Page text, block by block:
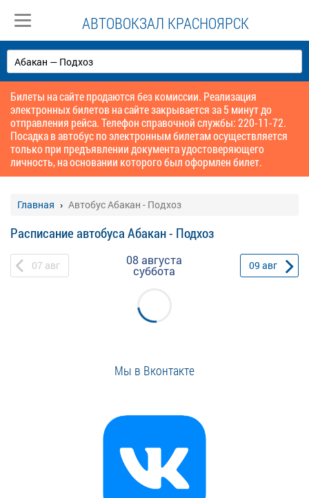
АВТОВОКЗАЛ КРАСНОЯРСК
Билеты на сайте продаются без комиссии. Реализация
электронных билетов на сайте закрывается за 5 минут до
отправления рейса. Телефон справочной службы: 220-11-72.
Посадка в автобус по электронным билетам осуществляется
только при предъявлении документа удостоверяющего
личность, на основании которого был оформлен билет.
Главная Автобус Абакан - Подхоз
Расписание автобуса Абакан - Подхоз
07 авг 08 августа
суббота 09 авг
Мы в Вконтакте